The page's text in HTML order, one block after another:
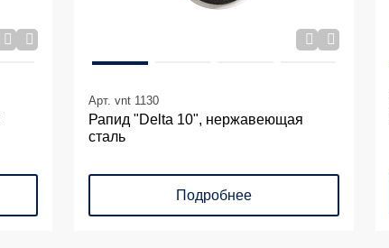
Арт. vnt 1130
Рапид "Dеlta 10", нержавеющая
сталь
Подробнее